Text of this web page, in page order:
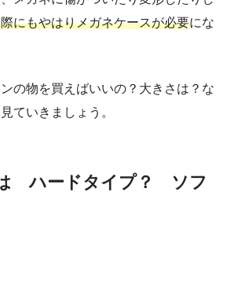
にもやはりメガネケースが必要にな
の物を買えばいいの？大きさは？な
ていきましょう。
ハードタイプ？ ソフ